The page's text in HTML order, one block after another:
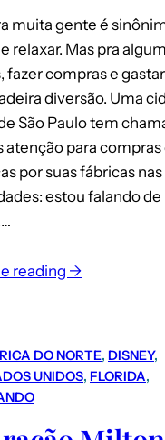
muita gente é
relaxar. Mas pra
fazer compras e
diversão. Uma
São Paulo tem
atenção para compras
por suas fábricas nas
estou falando de
reading →
DO NORTE, DISNEY
UNIDOS, FLORIDA